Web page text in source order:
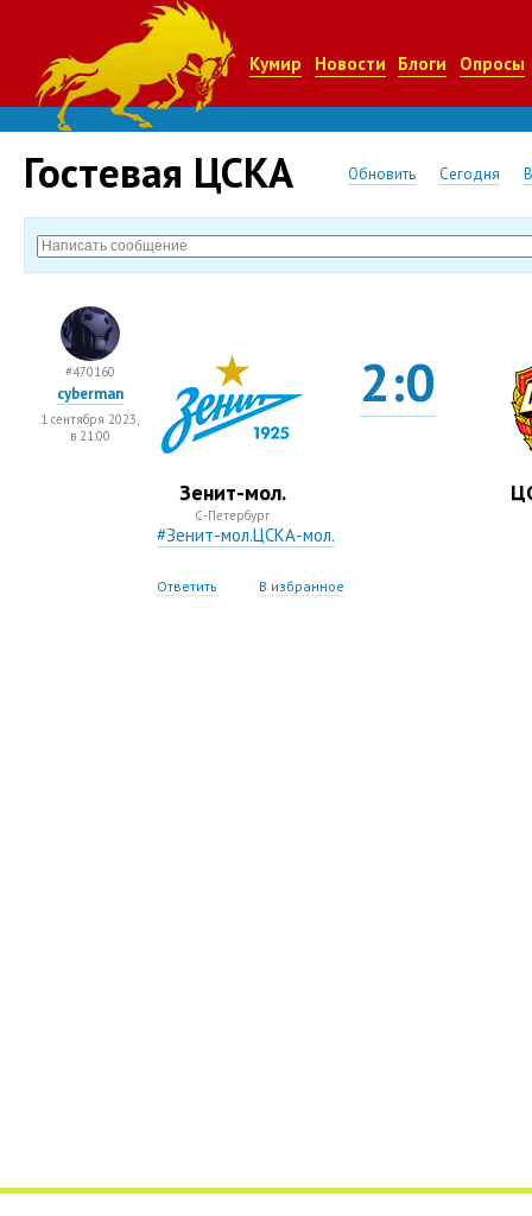
Кумир Новости Блоги Опросы
Гостевая ЦСКА Обновить Сегодня
Зенит-мол.
С-Петербург
2:0
#Зенит-мол.ЦСКА-мол.
Ответить В избранное
#470160
cyberman
1 сентября 2023,
в 21:00